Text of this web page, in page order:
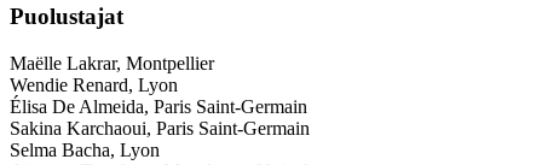
Puolustajat
Maëlle Lakrar, Montpellier
Wendie Renard, Lyon
Élisa De Almeida, Paris Saint-Germain
Sakina Karchaoui, Paris Saint-Germain
Selma Bacha, Lyon